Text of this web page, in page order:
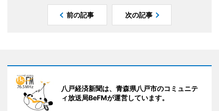
前の記事 次の記事
八戸経済新聞は、青森県八戸市のコミュニテ
ィ放送局BeFMが運営しています。